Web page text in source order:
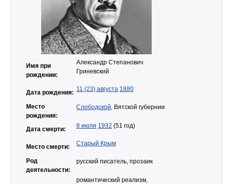
Имя при
рождении:
Александр Степанович
Гриневский
Дата рождения: 11 (23) августа 1880
Место
рождения:
Слободской, Вятской губернии
Дата смерти: 8 июля 1932 (51 год)
Место смерти: Старый Крым
Род
деятельности:
русский писатель, прозаик
романтический реализм,